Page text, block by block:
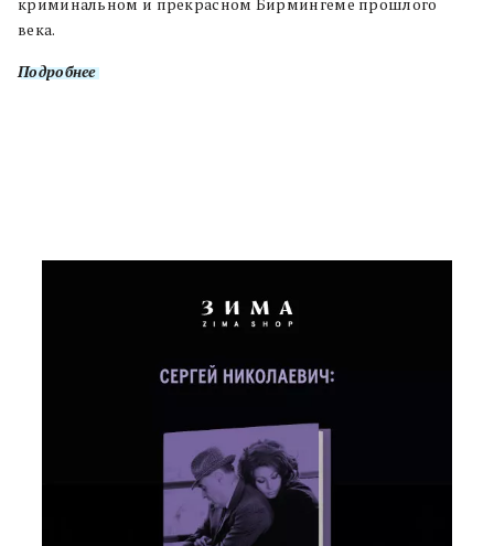
криминальном и прекрасном Бирмингеме прошлого
века.
Подробнее